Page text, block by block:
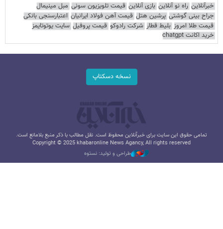
خبرآنلاین راه نو آنلاین بازی آنلاین قیمت تلویزیون سونی مبل مینیمال
جراح بینی گوشتی پرشین هتل قیمت آهن فولاد ایرانیان اعتبارسنجی بانکی
قیمت طلا امروز بلیط قطار شرکت رادوکو قیمت پروفیل سایت یوتوتایمز
خرید اکانت chatgpt
نسخه دسکتاپ
تمامی حقوق این سایت برای خبرآنلاین محفوظ است. نقل مطالب با ذکر منبع بلامانع است.
Copyright © 2025 khabaronline News Agancy, All rights reserved
طراحی و تولید: نستوه